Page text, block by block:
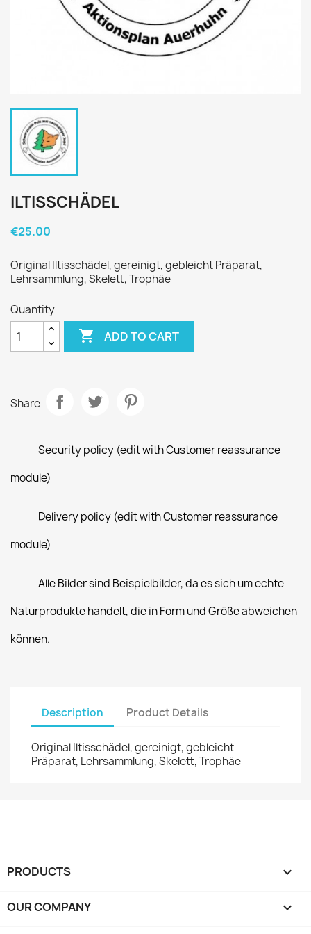
ILTISSCHÄDEL
€25.00
Original Iltisschädel, gereinigt, gebleicht Präparat,
Lehrsammlung, Skelett, Trophäe
Quantity
 ADD TO CART
Share
Security policy (edit with Customer reassurance
module)
Delivery policy (edit with Customer reassurance
module)
Alle Bilder sind Beispielbilder, da es sich um echte
Naturprodukte handelt, die in Form und Größe abweichen
können.
Description Product Details
Original Iltisschädel, gereinigt, gebleicht
Präparat, Lehrsammlung, Skelett, Trophäe
PRODUCTS 
OUR COMPANY 